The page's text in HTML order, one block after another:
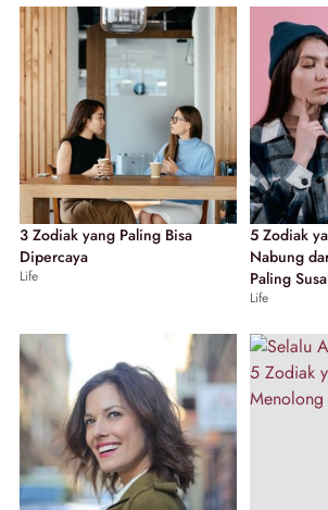
3 Zodiak yang Paling Bisa
Dipercaya
Life
5 Zodiak
Nabung
Paling
Life